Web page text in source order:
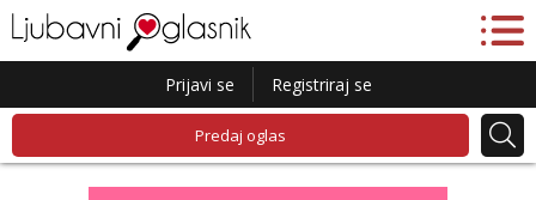
Prijavi se Registriraj se
Predaj oglas